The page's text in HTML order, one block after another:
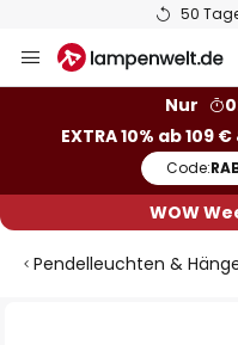
50
Inhalt
Nur
EXTRA 10% ab 109
Code:
WOW
Pendelleuchten &